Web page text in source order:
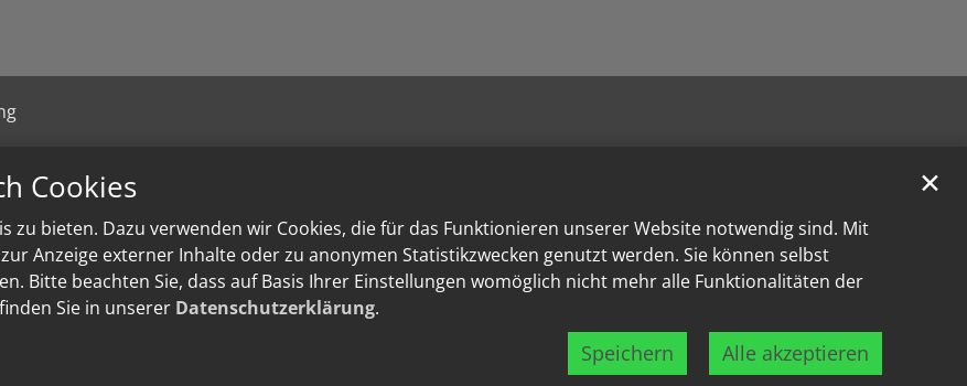
Cookies
zu bieten. Dazu verwenden wir Cookies, die für das Funktionieren unserer Website notwendig sind. Mit
Anzeige externer Inhalte oder zu anonymen Statistikzwecken genutzt werden. Sie können selbst
Bitte beachten Sie, dass auf Basis Ihrer Einstellungen womöglich nicht mehr alle Funktionalitäten der
Sie in unserer Datenschutzerklärung.
Speichern Alle akzeptieren
✕